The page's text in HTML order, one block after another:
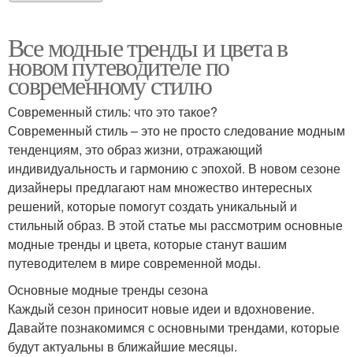
Все модные тренды и цвета в
новом путеводителе по
современному стилю
Современный стиль: что это такое?
Современный стиль – это не просто следование модным
тенденциям, это образ жизни, отражающий
индивидуальность и гармонию с эпохой. В новом сезоне
дизайнеры предлагают нам множество интересных
решений, которые помогут создать уникальный и
стильный образ. В этой статье мы рассмотрим основные
модные тренды и цвета, которые станут вашим
путеводителем в мире современной моды.
Основные модные тренды сезона
Каждый сезон приносит новые идеи и вдохновение.
Давайте познакомимся с основными трендами, которые
будут актуальны в ближайшие месяцы.